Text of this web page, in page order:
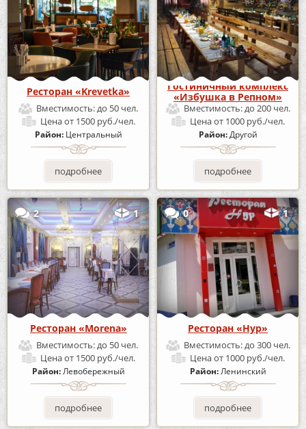
Ресторан «Krevetka»
Вместимость:до 50 чел.
Ценаот 1500 руб./чел.
Район: Центральный
подробнее
Гостиничный комплекс
«Избушка в Репном»
Вместимость:до 200 чел.
Ценаот 1000 руб./чел.
Район:Другой
подробнее
2 1
Ресторан «Morena»
Вместимость:до 50 чел.
Ценаот 1500 руб./чел.
Район:Левобережный
подробнее
0 1
Ресторан «Нур»
Вместимость:до 300 чел.
Ценаот 1000 руб./чел.
Район:Ленинский
подробнее